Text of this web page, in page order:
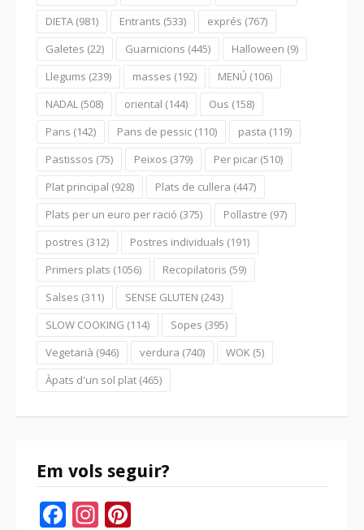
DIETA (981) Entrants (533) exprés (767)
Galetes (22) Guarnicions (445) Halloween (9)
Llegums (239) masses (192) MENÚ (106)
NADAL (508) oriental (144) Ous (158)
Pans (142) Pans de pessic (110) pasta (119)
Pastissos (75) Peixos (379) Per picar (510)
Plat principal (928) Plats de cullera (447)
Plats per un euro per ració (375) Pollastre (97)
postres (312) Postres individuals (191)
Primers plats (1056) Recopilatoris (59)
Salses (311) SENSE GLUTEN (243)
SLOW COOKING (114) Sopes (395)
Vegetarià (946) verdura (740) WOK (5)
Àpats d'un sol plat (465)
Em vols seguir?
Facebook
Instagram